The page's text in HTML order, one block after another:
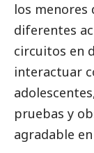
los menores
diferentes
circuitos en
interactuar
pruebas y
agradable